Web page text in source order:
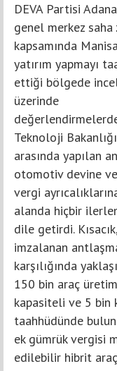
DEVA Partisi
genel merkez
kapsamında
yatırım yapmayı
ettiği bölgede
üzerinde
Teknoloji
arasında yapılan
otomotiv devine
vergi
alanda hiçbir
dile getirdi.
imzalanan
karşılığında
150 bin araç üretim
kapasiteli ve 5 bin
taahhüdünde
ek gümrük vergisi
edilebilir hibrit